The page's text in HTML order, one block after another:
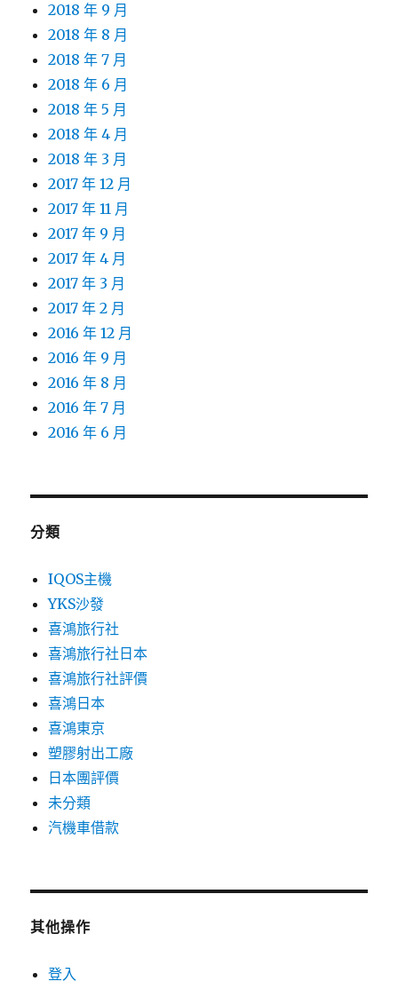
2018 年 9 月
2018 年 8 月
2018 年 7 月
2018 年 6 月
2018 年 5 月
2018 年 4 月
2018 年 3 月
2017 年 12 月
2017 年 11 月
2017 年 9 月
2017 年 4 月
2017 年 3 月
2017 年 2 月
2016 年 12 月
2016 年 9 月
2016 年 8 月
2016 年 7 月
2016 年 6 月
分類
IQOS主機
YKS沙發
喜鴻旅行社
喜鴻旅行社日本
喜鴻旅行社評價
喜鴻日本
喜鴻東京
塑膠射出工廠
日本團評價
未分類
汽機車借款
其他操作
登入